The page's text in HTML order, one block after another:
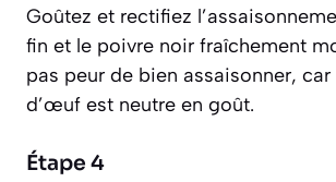
Goûtez et rectifiez
fin et le poivre noir fraîchement
pas peur de bien assaisonner, car
d’œuf est neutre en goût.
Étape 4